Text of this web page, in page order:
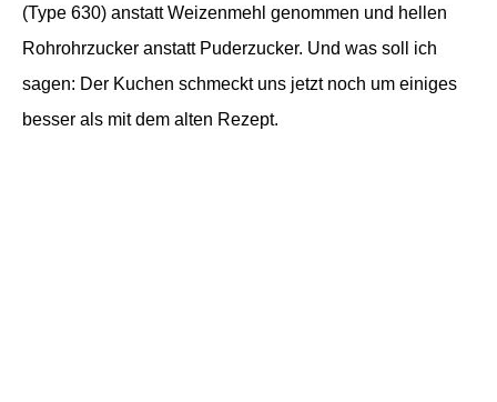
(Type 630) anstatt Weizenmehl genommen und hellen
Rohrohrzucker anstatt Puderzucker. Und was soll ich
sagen: Der Kuchen schmeckt uns jetzt noch um einiges
besser als mit dem alten Rezept.